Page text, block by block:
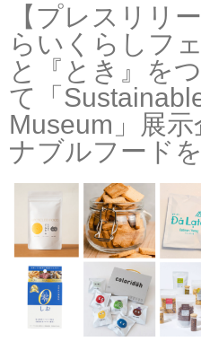
【プレスリリ
らいくらしフ
と『とき』を
て「
Museum」展
ナブルフード